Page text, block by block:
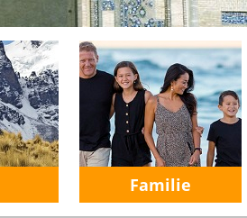
Familie